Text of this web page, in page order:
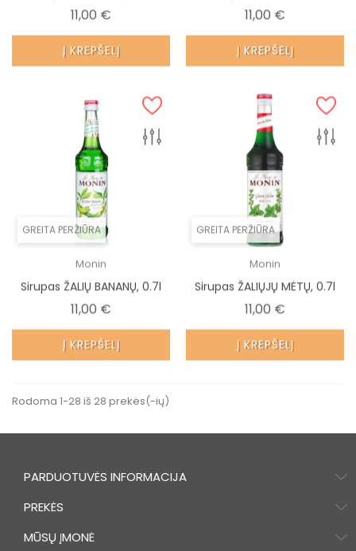
11,00 €
Į KREPŠELĮ
11,00 €
Į KREPŠELĮ
GREITA PERŽIŪRA
Monin
Sirupas ŽALIŲ BANANŲ, 0.7l
11,00 €
Į KREPŠELĮ
GREITA PERŽIŪRA
Monin
Sirupas ŽALIŲJŲ MĖTŲ, 0.7l
11,00 €
Į KREPŠELĮ
Rodoma 1-28 iš 28 prekės(-ių)
PARDUOTUVĖS INFORMACIJA
PREKĖS
MŪSŲ ĮMONĖ